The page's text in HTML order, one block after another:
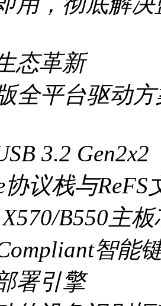
态革新
全平台驱动
3.2
协议栈与
B550主
智能
署引擎